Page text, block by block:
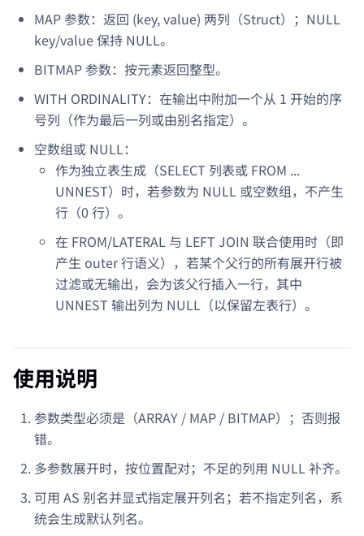
MAP 参数：返回 (key, value) 两列（Struct）；NULL
key/value 保持 NULL。
BITMAP 参数：按元素返回整型。
WITH ORDINALITY：在输出中附加一个从 1 开始的序
号列（作为最后一列或由别名指定）。
空数组或 NULL：
作为独立表生成（SELECT 列表或 FROM ...
UNNEST）时，若参数为 NULL 或空数组，不产生
行（0 行）。
在 FROM/LATERAL 与 LEFT JOIN 联合使用时（即
产生 outer 行语义），若某个父行的所有展开行被
过滤或无输出，会为该父行插入一行，其中
UNNEST 输出列为 NULL（以保留左表行）。
使用说明
参数类型必须是（ARRAY / MAP / BITMAP）；否则报
错。
多参数展开时，按位置配对；不足的列用 NULL 补齐。
可用 AS 别名并显式指定展开列名；若不指定列名，系
统会生成默认列名。